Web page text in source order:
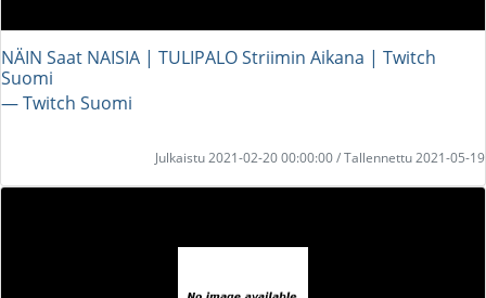
NÄIN Saat NAISIA | TULIPALO Striimin Aikana | Twitch
Suomi
― Twitch Suomi
Julkaistu 2021-02-20 00:00:00 / Tallennettu 2021-05-19